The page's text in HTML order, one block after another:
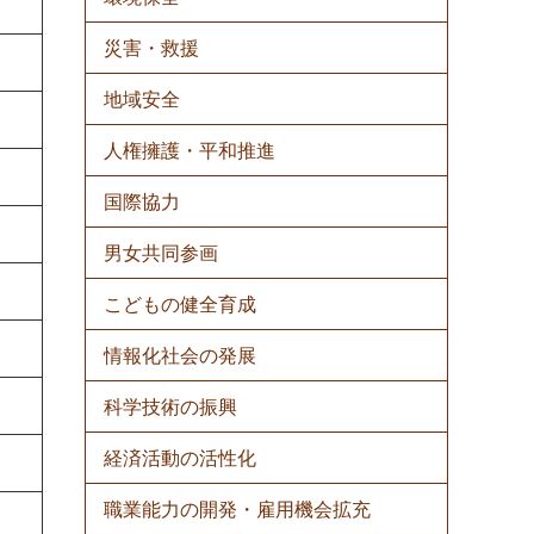
災害・救援
地域安全
人権擁護・平和推進
国際協力
男女共同参画
こどもの健全育成
情報化社会の発展
科学技術の振興
経済活動の活性化
職業能力の開発・雇用機会拡充